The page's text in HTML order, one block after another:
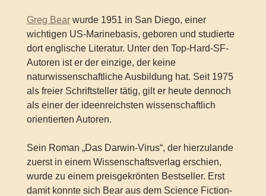
Greg Bearwurde 1951 in San Diego, einer
wichtigen US-Marinebasis, geboren und studierte
dort englische Literatur. Unter den Top-Hard-SF-
Autoren ist er der einzige, der keine
naturwissenschaftliche Ausbildung hat. Seit 1975
als freier Schriftsteller tätig, gilt er heute dennoch
als einer der ideenreichsten wissenschaftlich
orientierten Autoren.
Sein Roman „Das Darwin-Virus“, der hierzulande
zuerst in einem Wissenschaftsverlag erschien,
wurde zu einem preisgekrönten Bestseller. Erst
damit konnte sich Bear aus dem Science Fiction-